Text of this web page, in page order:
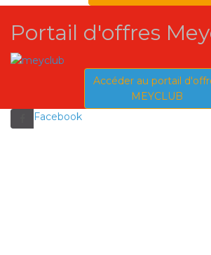
Portail d'offres
Accéder au portail
MEYCLUB
Facebook